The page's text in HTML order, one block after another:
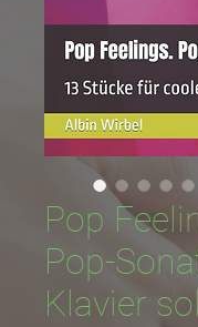
Pop
Pop-
Klavier